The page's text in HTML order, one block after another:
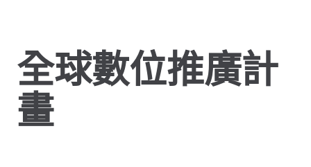
全球數位推廣計
畫